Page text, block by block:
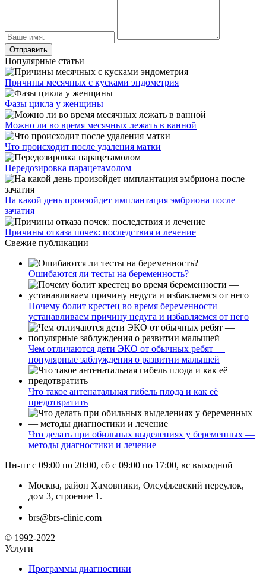
Популярные статьи
Причины месячных с кусками эндометрия
Фазы цикла у женщины
Можно ли во время месячных лежать в ванной
Что происходит после удаления матки
Передозировка парацетамолом
На какой день произойдет имплантация эмбриона после
зачатия
Причины отказа почек: последствия и лечение
Свежие публикации
Ошибаются ли тесты на беременность?
Почему болит крестец во время беременности —
устанавливаем причину недуга и избавляемся от него
Чем отличаются дети ЭКО от обычных ребят —
популярные заблуждения о развитии малышей
Что такое антенатальная гибель плода и как её
предотвратить
Что делать при обильных выделениях у беременных —
методы диагностики и лечение
Пн-пт с 09:00 по 20:00, сб с 09:00 по 17:00, вс выходной
Москва, район Хамовники, Олсуфьевский переулок,
дом 3, строение 1.
brs@brs-clinic.com
© 1992-2022
Услуги
Программы диагностики